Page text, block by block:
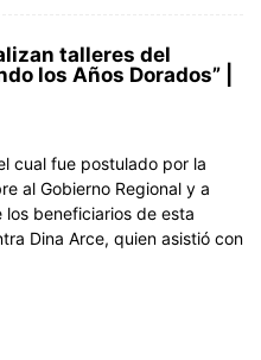
talleres del
los Años Dorados” |
cual fue postulado por la
al Gobierno Regional y a
los beneficiarios de esta
Dina Arce, quien asistió con